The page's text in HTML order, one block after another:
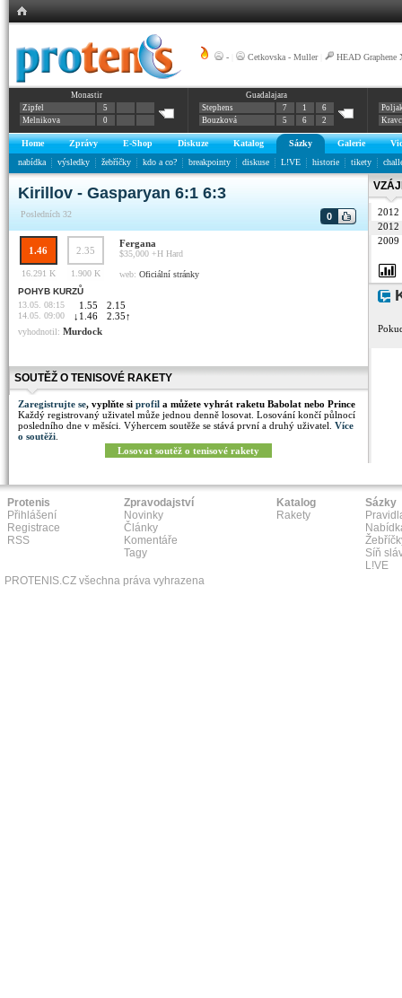
- Cetkovska - Muller| HEAD Graphene
Monastir
Zipfel
5
Melnikova
0
Guadalajara
Stephens
7 1
6
Bouzková
5 6 2
Home Zprávy E-Shop Diskuze Katalog Sázky Galerie
nabídka
výsledky žebříčky kdo a co? breakpointy diskuse L!VE historie tikety
Kirillov - Gasparyan 6:1 6:3
Posledních 32 0
1.46 2.35
Fergana
$35,000 +H Hard
16.291 K
1.900 K web: Oficiální stránky
POHYB KURZŮ
13.05. 08:15
1.55 2.15
14.05. 09:00 ↓ 1.46 2.35↑
vyhodnotil: Murdock
SOUTĚŽ O TENISOVÉ RAKETY
Zaregistrujte se, vyplňte si profil a můžete vyhrát raketu Babolat nebo Prince
Každý registrovaný uživatel může jednou denně losovat. Losování končí půlnocí
posledního dne v měsíci. Výhercem soutěže se stává první a druhý uživatel. Více
o soutěži
Losovat soutěž o tenisové rakety
2012
2012
2009
Protenis
Přihlášení
Registrace
RSS
Zpravodajství
Novinky
Články
Komentáře
Tagy
Katalog
Rakety
Sázky
Síň
L!VE
PROTENIS.CZ všechna práva vyhrazena